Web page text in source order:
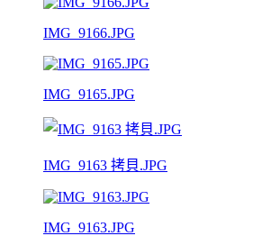
IMG_9166.JPG
IMG_9165.JPG
IMG_9163 拷貝.JPG
IMG_9163.JPG